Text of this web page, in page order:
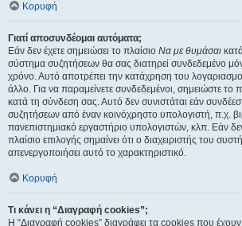
Κορυφή
Γιατί αποσυνδέομαι αυτόματα;
Εάν δεν έχετε σημειώσει το πλαίσιο Να με θυμάσαι
σύστημα συζητήσεων θα σας διατηρεί συνδεδεμένο
χρόνο. Αυτό αποτρέπει την κατάχρηση του
άλλο. Για να παραμείνετε συνδεδεμένοι, σημειώστε το
κατά τη σύνδεση σας. Αυτό δεν συνιστάται εάν
συζητήσεων από έναν κοινόχρηστο υπολογιστή, π.χ.
πανεπιστημιακό εργαστήριο υπολογιστών, κλπ. Εάν
πλαίσιο επιλογής σημαίνει ότι ο διαχειριστής του
απενεργοποιήσει αυτό το χαρακτηριστικό.
Κορυφή
Τι κάνει η “Διαγραφή cookies”;
Η “Διαγραφή cookies” διαγράφει τα cookies που